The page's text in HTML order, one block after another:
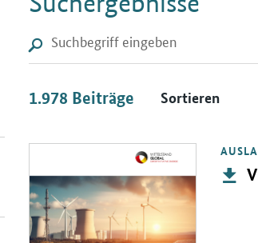
Suchfeld
Lupensymbol für Listensuche
1.978 Beiträge
Öffnet PDF "Vietnam: Bioenergie" in